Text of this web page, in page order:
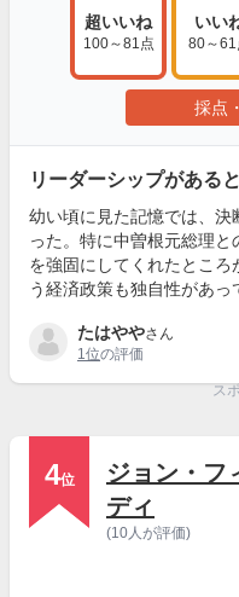
超いいね
100～81点
いい
80～61
採点
リーダーシップがある
幼い頃に見た記憶では、決
った。特に中曽根元総理
を強固にしてくれたとこ
う経済政策も独自性があっ
たはややさん
1位の評価
ス
4位
ジョン・フ
ディ
(10人が評価)